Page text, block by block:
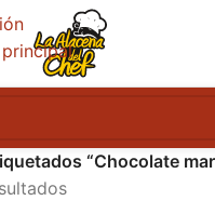
“Chocolate